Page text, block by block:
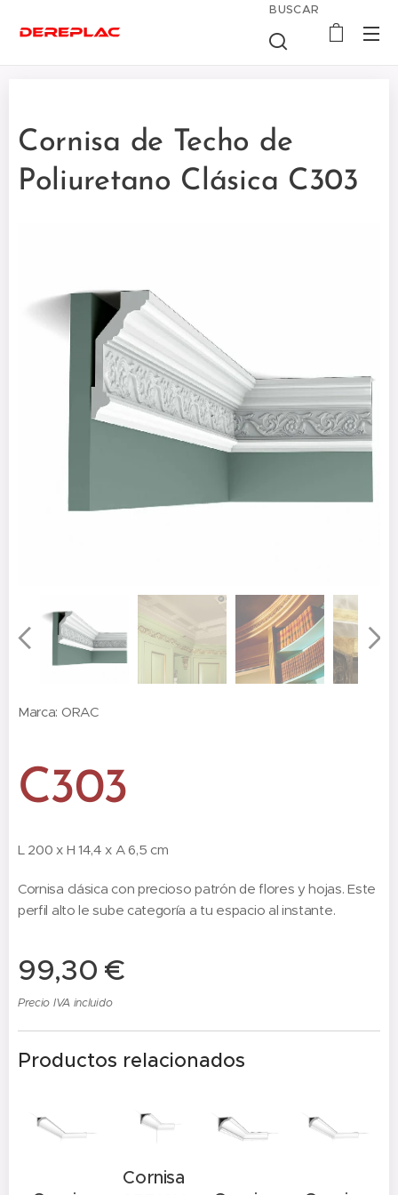
BUSCAR
Cornisa de Techo de
Poliuretano Clásica C303
Marca: ORAC
C303
L 200 x H 14,4 x A 6,5 cm
Cornisa clásica con precioso patrón de flores y hojas. Este
perfil alto le sube categoría a tu espacio al instante.
99,30 €
Precio IVA incluido
Productos relacionados
Cornisa